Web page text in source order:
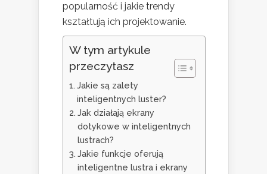
popularność i jakie trendy
kształtują ich projektowanie.
W tym artykule
przeczytasz
Jakie są zalety
inteligentnych luster?
Jak działają ekrany
dotykowe w inteligentnych
lustrach?
Jakie funkcje oferują
inteligentne lustra i ekrany